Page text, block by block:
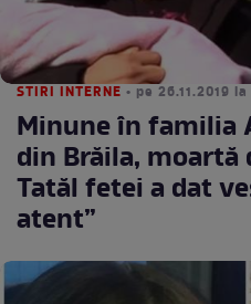
STIRI INTERNE • pe 26.11.2019
Minune în familia
din Brăila, moartă
Tatăl fetei a dat
atent”